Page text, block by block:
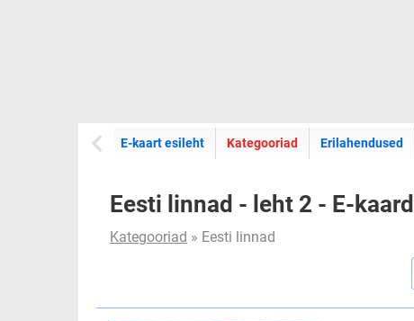
E-kaart esileht E-kaartide
Kategooriad Erilahendused
Eesti linnad - leht 2 - E-
Kategooriad » Eesti linnad